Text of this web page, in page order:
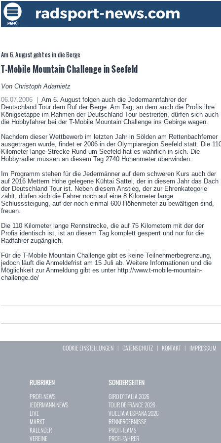
Am 6. August geht es in die Berge
T-Mobile Mountain Challenge in Seefeld
Von Christoph Adamietz
06.07.2006 |
Am 6. August folgen auch die Jedermannfahrer der
Deutschland Tour dem Ruf der Berge. Am Tag, an dem auch die Profis ihre
Königsetappe im Rahmen der Deutschland Tour bestreiten, dürfen sich auch
die Hobbyfahrer bei der T-Mobile Mountain Challenge ins Gebirge wagen.
Nachdem dieser Wettbewerb im letzten Jahr in Sölden am Rettenbachferner
ausgetragen wurde, findet er 2006 in der Olympiaregion Seefeld statt. Die
Kilometer lange Strecke Rund um Seefeld hat es wahrlich in sich. Die
Hobbyradler müssen an diesem Tag 2740 Höhenmeter überwinden.
Im Programm stehen für die Jedermänner auf dem schweren Kurs auch der
auf 2016 Mettern Höhe gelegene Kühtai Sattel, der in diesem Jahr das Dach
der Deutschland Tour ist. Neben diesem Anstieg, der zur Ehrenkategorie
zählt, dürfen sich die Fahrer noch auf eine 8 Kilometer lange
Schlusssteigung, auf der noch einmal 600 Höhenmeter zu bewältigen sind,
freuen.
Die 110 Kilometer lange Rennstrecke, die auf 75 Kilometern mit der der
Profis identisch ist, ist an diesem Tag komplett gesperrt und nur für die
Radfahrer zugänglich.
Für die T-Mobile Mountain Challenge gibt es keine Teilnehmerbegrenzung,
jedoch läuft die Anmeldefrist am 15 Juli ab. Weitere Informationen und die
Möglichkeit zur Anmeldung gibt es unter http://www.t-mobile-mountain-
challenge.de/
COOKIE EINSTELLUNGEN | DATENSCHUTZ | KONTAKT| IMPRESSUM
RUBRIKEN
PROFI-NEWS
JEDERMANN-NEWS
LIVE
MARKT
KALENDER
VEREINE
SONDERSEITEN
GIRO D`ITALIA 2026
TOUR DE FRANCE 2026
VUELTA A ESPAÑA 2026
RENNERGEBNISSE
PROFI-TEAMS
PROFI-FAHRER